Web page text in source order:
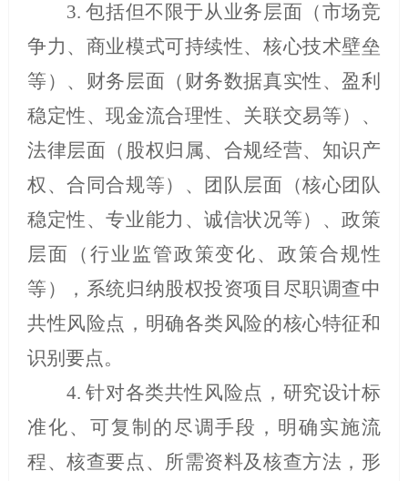
3.包括但不限于从业务层面（市场竞
争力、商业模式可持续性、核心技术壁垒
等）、财务层面（财务数据真实性、盈利
稳定性、现金流合理性、关联交易等）、
法律层面（股权归属、合规经营、知识产
权、合同合规等）、团队层面（核心团队
稳定性、专业能力、诚信状况等）、政策
层面（行业监管政策变化、政策合规性
等），系统归纳股权投资项目尽职调查中
共性风险点，明确各类风险的核心特征和
识别要点。
4.针对各类共性风险点，研究设计标
准化、可复制的尽调手段，明确实施流
程、核查要点、所需资料及核查方法，形